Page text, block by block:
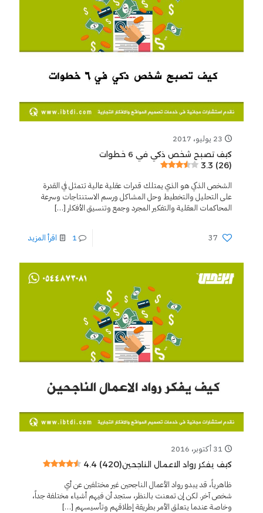
23 يوليو، 2017
كيف تصبح شخص ذكي في 6 خطوات
3.3 (26)
الشخص الذكي هو الذي يمتلك قدرات عقلية عالية تتمثل في القدرة
على التحليل والتخطيط وحل المشاكل ورسم الاستنتاجات وسرعة
المحاكمات العقلية والتفكير المجرد وجمع وتنسيق الأفكار […]
37
1 اقرأ المزيد
31 أكتوبر، 2016
كيف يفكر رواد الاعمال الناجحين4.4 (420)
ظاهرياً، قد يبدو رواد الأعمال الناجحين غير مختلفين عن أي
شخص آخر. لكن إن تمعنت بالنظر، ستجد أن فيهم أشياء مختلفة جداً،
وخاصة عندما يتعلق الأمر بطريقة إطلاقهم وتأسيسهم […]